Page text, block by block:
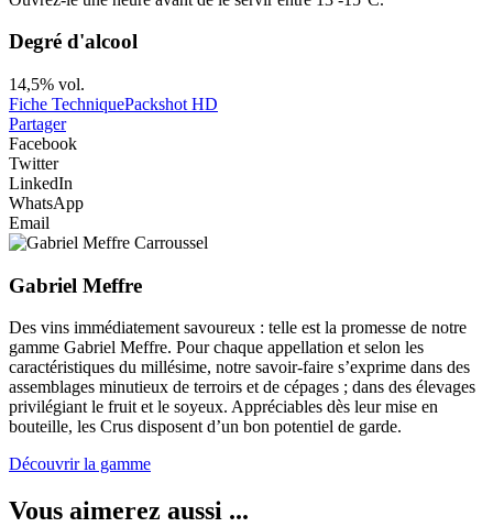
Degré d'alcool
14,5% vol.
Fiche TechniquePackshot HD
Partager
Facebook
Twitter
LinkedIn
WhatsApp
Email
Gabriel Meffre
Des vins immédiatement savoureux : telle est la promesse de notre
gamme Gabriel Meffre. Pour chaque appellation et selon les
caractéristiques du millésime, notre savoir-faire s’exprime dans des
assemblages minutieux de terroirs et de cépages ; dans des élevages
privilégiant le fruit et le soyeux. Appréciables dès leur mise en
bouteille, les Crus disposent d’un bon potentiel de garde.
Découvrir la gamme
Vous aimerez aussi ...